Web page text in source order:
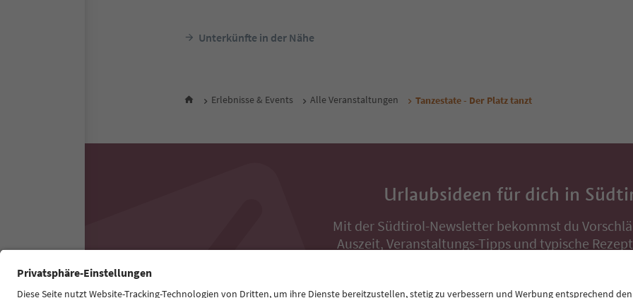
Unterkünfte in der Nähe
Erlebnisse & Events Alle Veranstaltungen Tanzestate - Der Platz tanzt
Urlaubsideen für dich in
Mit der Südtirol-Newsletter bekommst du
Auszeit, Veranstaltungs-Tipps und typische